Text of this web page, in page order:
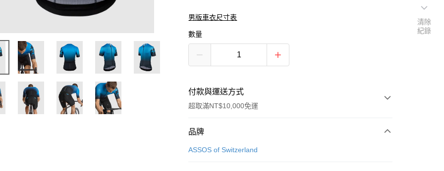
男版車衣尺寸表
數量
付款與運送方式
超取滿NT$10,000免運
付款方式
信用卡一次付款
品牌
ASSOS of Switzerland
清除
紀錄